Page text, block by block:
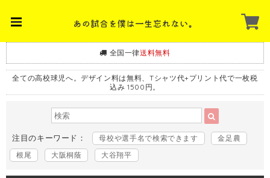
全国一律送料無料
全ての高校球児へ。デザイン料は無料、Tシャツ代+プリント代で一枚税
込み 1500円。
注目のキーワード： 母校や選手名で検索できます
金足農
根尾
大阪桐蔭 大谷翔平